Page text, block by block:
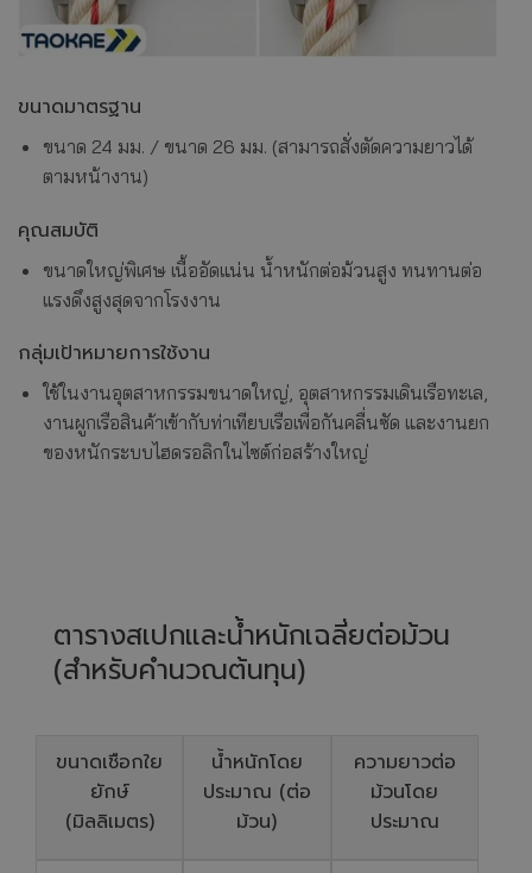
ขนาดมาตรฐาน
ขนาด 24 มม. / ขนาด 26 มม. (สามารถสั่งตัดความยาวได้
ตามหน้างาน)
คุณสมบัติ
ขนาดใหญ่พิเศษ เนื้ออัดแน่น น้ำหนักต่อม้วนสูง ทนทานต่อ
แรงดึงสูงสุดจากโรงงาน
กลุ่มเป้าหมายการใช้งาน
ใช้ในงานอุตสาหกรรมขนาดใหญ่, อุตสาหกรรมเดินเรือทะเล,
งานผูกเรือสินค้าเข้ากับท่าเทียบเรือเพื่อกันคลื่นซัด และงานยก
ของหนักระบบไฮดรอลิกในไซต์ก่อสร้างใหญ่
ตารางสเปกและน้ำหนักเฉลี่ยต่อม้วน
(สำหรับคำนวณต้นทุน)
ขนาดเชือกใย
ยักษ์
(มิลลิเมตร)
น้ำหนักโดย
ประมาณ (ต่อ
ม้วน)
ความยาวต่อ
ม้วนโดย
ประมาณ